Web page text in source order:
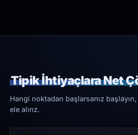
Tipik İhtiyaçlara Net
Hangi noktadan başlarsanız
ele alırız.